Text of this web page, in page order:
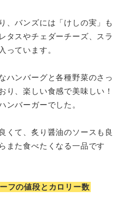
、バンズには「けしの実」も
タスやチェダーチーズ、スラ
っています。
ハンバーグと各種野菜のさっ
り、楽しい食感で美味しい！
ンバーガーでした。
くて、炙り醤油のソースも良
また食べたくなる一品です
フの値段とカロリー数